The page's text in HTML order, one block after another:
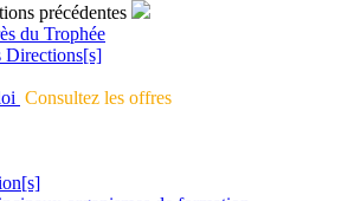
précédentes
du Trophée
Directions[s]
Consultez les offres